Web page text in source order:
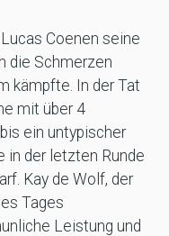
Coenen seine
die Schmerzen
kämpfte. In der Tat
mit über 4
ein untypischer
in der letzten Runde
Kay de Wolf, der
Tages
Leistung und